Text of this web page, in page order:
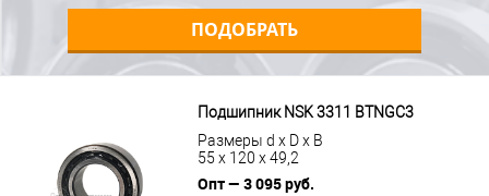
ПОДОБРАТЬ
Подшипник NSK 3311 BTNGC3
Размеры d x D x B
55 x 120 x 49,2
Опт — 3 095 руб.